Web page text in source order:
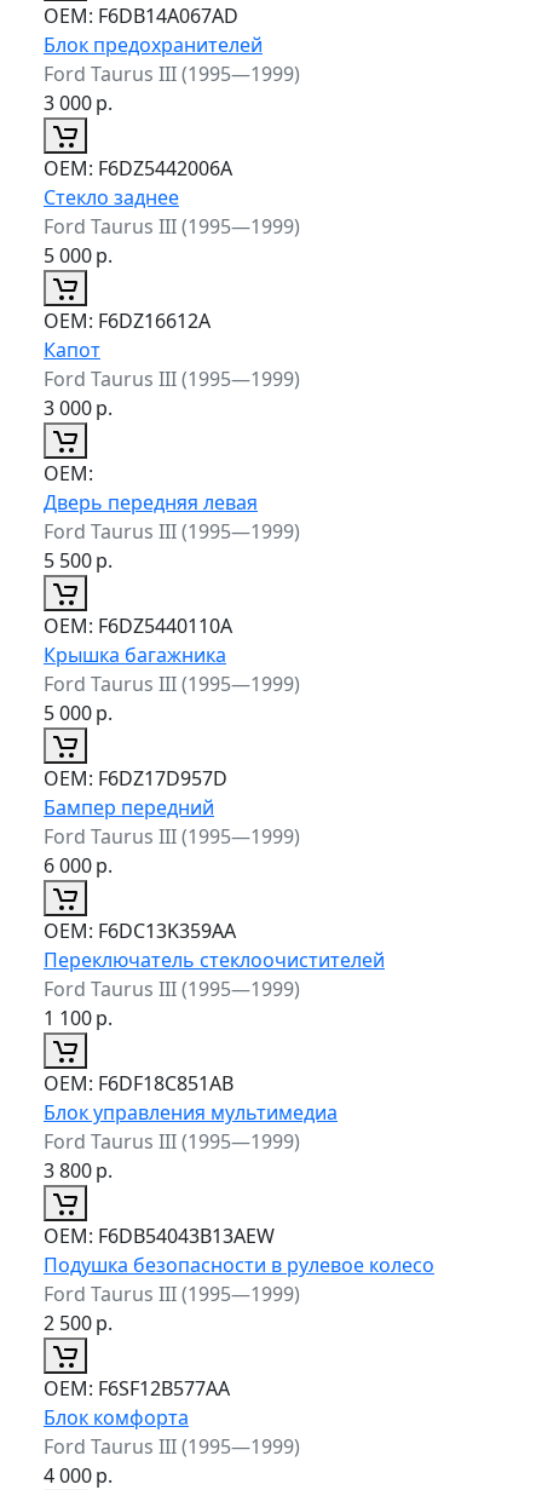
ОЕМ: F6DB14A067AD
Блок предохранителей
Ford Taurus III (1995—1999)
3 000р.
ОЕМ: F6DZ5442006A
Стекло заднее
Ford Taurus III (1995—1999)
5 000р.
ОЕМ: F6DZ16612A
Капот
Ford Taurus III (1995—1999)
3 000р.
ОЕМ:
Дверь передняя левая
Ford Taurus III (1995—1999)
5 500р.
ОЕМ: F6DZ5440110A
Крышка багажника
Ford Taurus III (1995—1999)
5 000р.
ОЕМ: F6DZ17D957D
Бампер передний
Ford Taurus III (1995—1999)
6 000р.
ОЕМ: F6DC13K359AA
Переключатель стеклоочистителей
Ford Taurus III (1995—1999)
1 100р.
ОЕМ: F6DF18C851AB
Блок управления мультимедиа
Ford Taurus III (1995—1999)
3 800р.
ОЕМ: F6DB54043B13AEW
Подушка безопасности в рулевое колесо
Ford Taurus III (1995—1999)
2 500р.
ОЕМ: F6SF12B577AA
Блок комфорта
Ford Taurus III (1995—1999)
4 000р.